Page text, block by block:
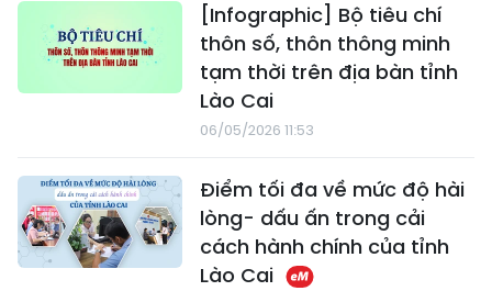
[Infographic] Bộ tiêu chí
thôn số, thôn thông minh
tạm thời trên địa bàn tỉnh
Lào Cai
06/05/2026 11:53
Điểm tối đa về mức độ hài
lòng- dấu ấn trong cải
cách hành chính của tỉnh
Lào Cai